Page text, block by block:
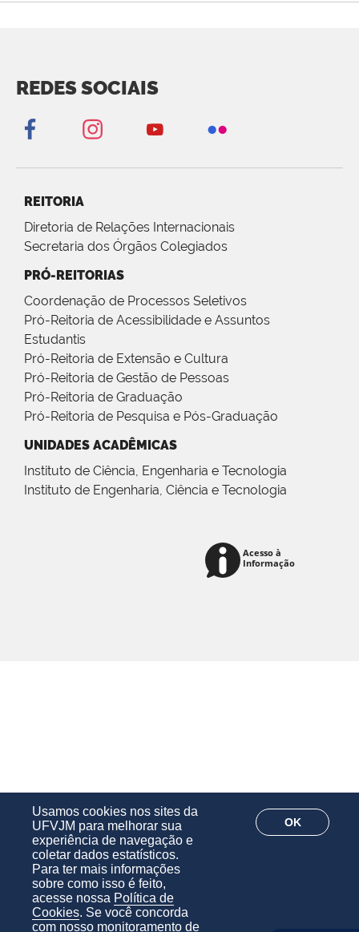
Usamos cookies nos sites da
UFVJM para melhorar sua
experiência de navegação e
coletar dados estatísticos.
Para ter mais informações
sobre como isso é feito,
acesse nossa Política de
Cookies. Se você concorda
com nosso monitoramento de
OK
REDES SOCIAIS
REITORIA
Diretoria de Relações Internacionais
Secretaria dos Órgãos Colegiados
PRÓ-REITORIAS
Coordenação de Processos Seletivos
Pró-Reitoria de Acessibilidade e Assuntos
Estudantis
Pró-Reitoria de Extensão e Cultura
Pró-Reitoria de Gestão de Pessoas
Pró-Reitoria de Graduação
Pró-Reitoria de Pesquisa e Pós-Graduação
UNIDADES ACADÊMICAS
Instituto de Ciência, Engenharia e Tecnologia
Instituto de Engenharia, Ciência e Tecnologia